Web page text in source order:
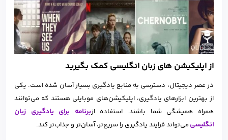
از اپلیکیشن های زبان انگلیسی کمک بگیرید
در عصر دیجیتال، دسترسی به منابع یادگیری بسیار آسان شده است. یکی
از بهترین ابزارهای یادگیری، اپلیکیشن‌های موبایلی هستند که می‌توانند
همراه همیشگی شما باشند. استفاده ازبرنامه برای یادگیری زبان
انگلیسی می‌تواند فرایند یادگیری را سریع‌تر، آسان‌تر و جذاب‌تر کند.